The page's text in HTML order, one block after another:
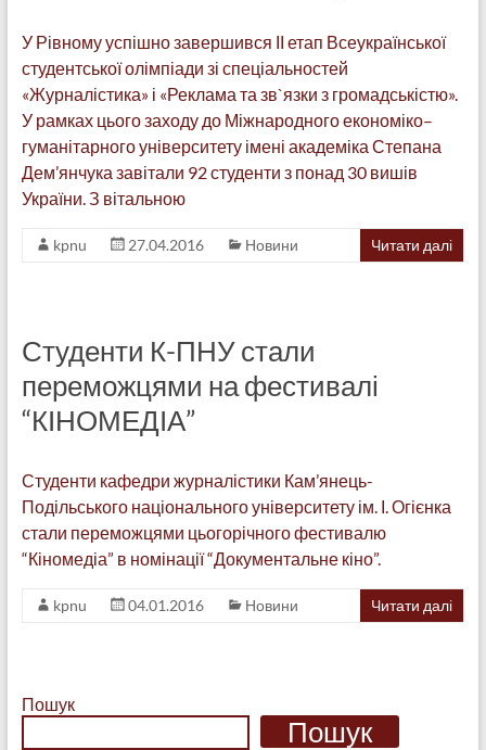
У Рівному успішно завершився ІІ етап Всеукраїнської
студентської олімпіади зі спеціальностей
«Журналістика» і «Реклама та зв`язки з громадськістю».
У рамках цього заходу до Міжнародного економіко–
гуманітарного університету імені академіка Степана
Дем’янчука завітали 92 студенти з понад 30 вишів
України. З вітальною
kpnu 27.04.2016 Новини Читати далі
Студенти К-ПНУ стали
переможцями на фестивалі
“КІНОМЕДІА”
Студенти кафедри журналістики Кам’янець-
Подільського національного університету ім. І. Огієнка
стали переможцями цьогорічного фестивалю
“Кіномедіа” в номінації “Документальне кіно”.
kpnu 04.01.2016 Новини Читати далі
Пошук
Пошук